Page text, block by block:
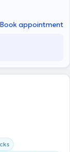
are Suridi
Katerina.
Book appointment